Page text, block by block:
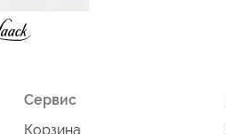
Сервис
Корзина